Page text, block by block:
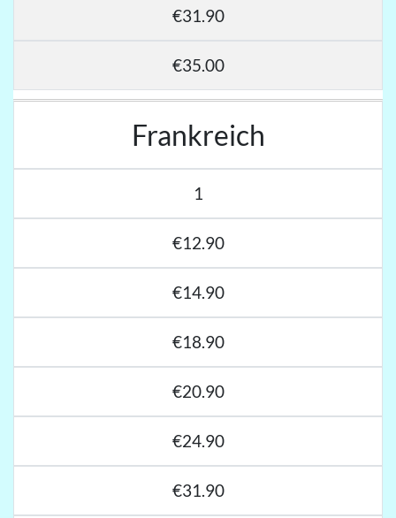
€31.90
€35.00
Frankreich
1
€12.90
€14.90
€18.90
€20.90
€24.90
€31.90